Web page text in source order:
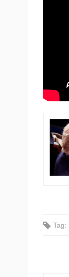
Tag: